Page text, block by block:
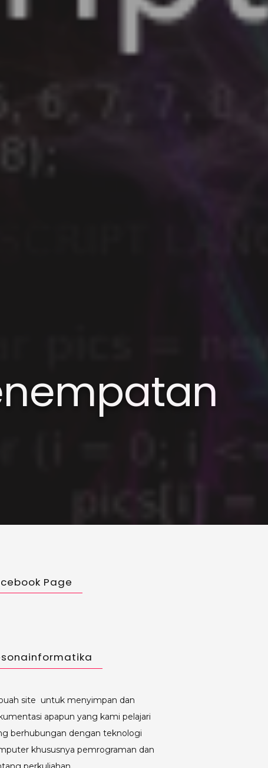
Page
site untuk menyimpan dan
apapun yang kami pelajari
berhubungan dengan teknologi
khususnya pemrograman dan